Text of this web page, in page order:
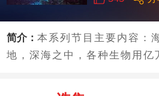
简介：本系列节目主要内容：
地，深海之中，各种生物用亿